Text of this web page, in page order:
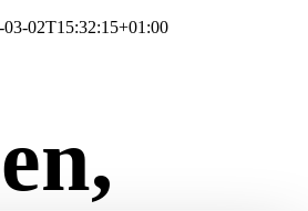
03-02T15:32:15+01:00